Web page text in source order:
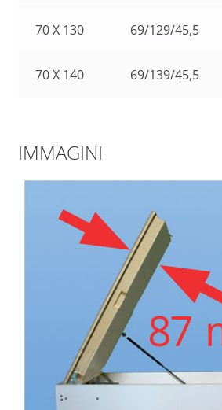
70 X 130 69/129/45,5
70 X 140 69/139/45,5
IMMAGINI